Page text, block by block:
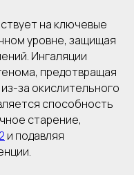
на ключевые
уровне, защищая
Ингаляции
предотвращая
за окислительного
способность
старение,
и подавляя